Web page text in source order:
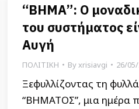
“ΒΗΜΑ”: Ο
του συστήματος
Αυγή
ΠΟΛΙΤΙΚΗ Byxrisiavgi 26/
Ξεφυλλίζοντας τη
“ΒΗΜΑΤΟΣ”, μια ημέρα